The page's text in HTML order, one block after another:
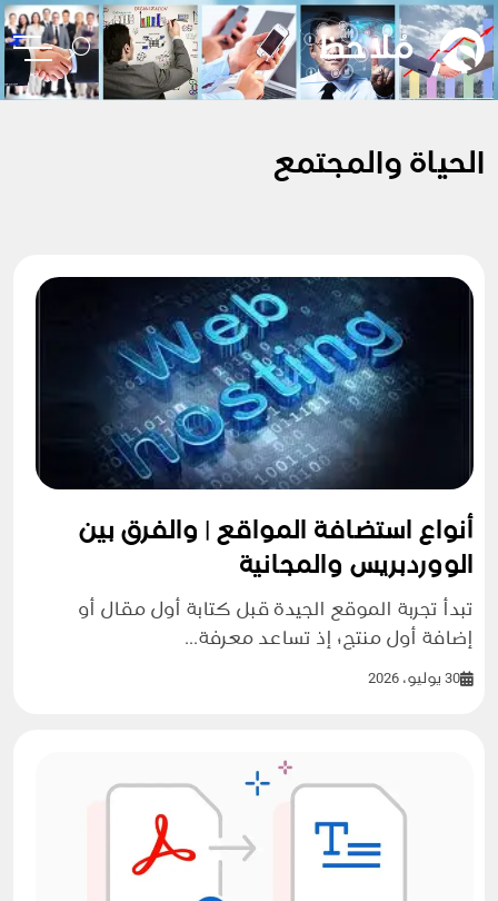
الحياة والمجتمع
أنواع استضافة المواقع | والفرق بين
الووردبريس والمجانية
تبدأ تجربة الموقع الجيدة قبل كتابة أول مقال أو
إضافة أول منتج؛ إذ تساعد معرفة...
30 يوليو، 2026